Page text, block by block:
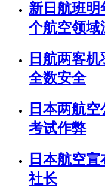
新日航班明
个航空领域
日航两客
全数安全
日本两航
考试作弊
日本航空
社长